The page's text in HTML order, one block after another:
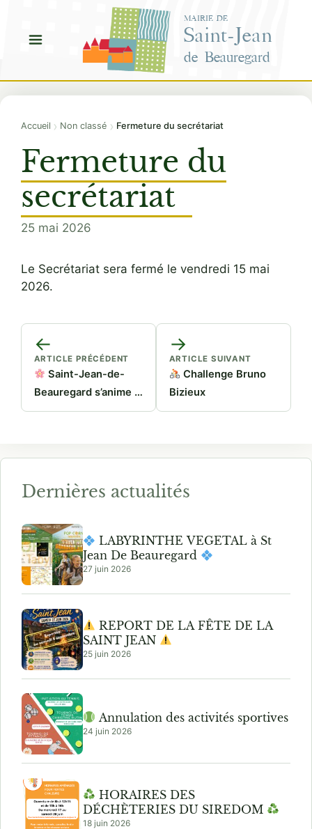
contenu
MAIRIE DE
Saint-Jean
de Beauregard
Accueil › Non classé › Fermeture du secrétariat
Fermeture du
secrétariat
25 mai 2026
Le Secrétariat sera fermé le vendredi 15 mai
2026.
←
ARTICLE PRÉCÉDENT
Saint-Jean-de-
Beauregard s’anime !
→
ARTICLE SUIVANT
Challenge Bruno
Bizieux
Dernières actualités
LABYRINTHE VEGETAL à St
Jean De Beauregard
27 juin 2026
REPORT DE LA FÊTE DE LA
SAINT JEAN
25 juin 2026
Annulation des activités sportives
24 juin 2026
HORAIRES DES
DÉCHÈTERIES DU SIREDOM
18 juin 2026